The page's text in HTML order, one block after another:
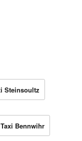
Steinsoultz
Bennwihr